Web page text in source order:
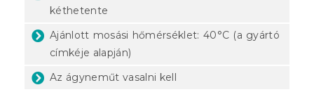
kéthetente
Ajánlott mosási hőmérséklet: 40°C (a gyártó
címkéje alapján)
Az ágyneműt vasalni kell